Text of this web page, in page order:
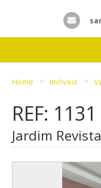
Home Imóveis
REF:
Jardim